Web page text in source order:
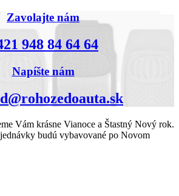
Zavolajte nám
948 84 64 64
Napíšte nám
Vám krásne Vianoce a Štastný Nový rok.
budú vybavované po Novom